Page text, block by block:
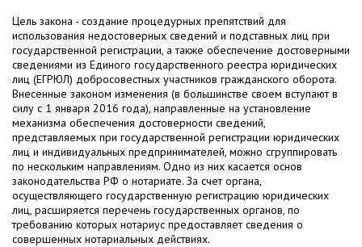
Цель закона - создание процедурных препятствий для
использования недостоверных сведений и подставных лиц при
государственной регистрации, а также обеспечение достоверными
сведениями из Единого государственного реестра юридических
лиц (ЕГРЮЛ) добросовестных участников гражданского оборота.
Внесенные законом изменения (в большинстве своем вступают в
силу с 1 января 2016 года), направленные на установление
механизма обеспечения достоверности сведений,
представляемых при государственной регистрации юридических
лиц и индивидуальных предпринимателей, можно сгруппировать
по нескольким направлениям. Одно из них касается основ
законодательства РФ о нотариате. За счет органа,
осуществляющего государственную регистрацию юридических
лиц, расширяется перечень государственных органов, по
требованию которых нотариус предоставляет сведения о
совершенных нотариальных действиях.